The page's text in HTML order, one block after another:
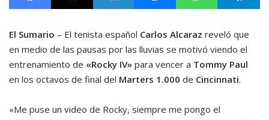
El Sumario – El tenista español Carlos Alcaraz reveló que
en medio de las pausas por las lluvias se motivó viendo el
entrenamiento de «Rocky IV» para vencer a Tommy Paul
en los octavos de final del Marters 1.000 de Cincinnati.
«Me puse un video de Rocky, siempre me pongo el